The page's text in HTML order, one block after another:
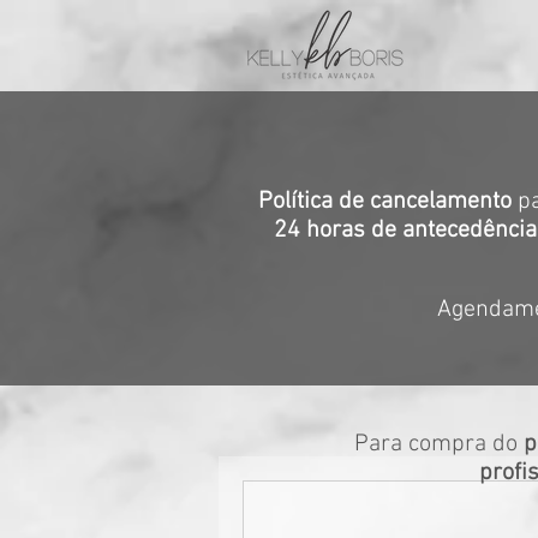
Política de cancelamento
24 horas de antecedência
Para compra do